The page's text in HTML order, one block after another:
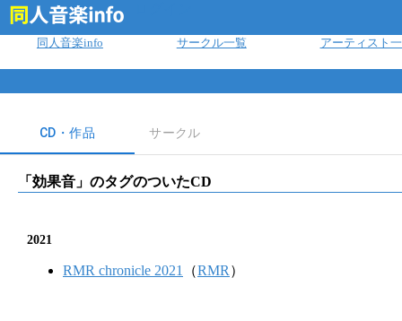
同人音楽info サークル一覧 アーティスト
CD・作品 サークル
「 効果音 」のタグのついたCD
2021
RMR chronicle 2021 （RMR ）